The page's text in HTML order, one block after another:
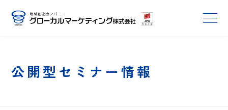
公開型セミナー情報